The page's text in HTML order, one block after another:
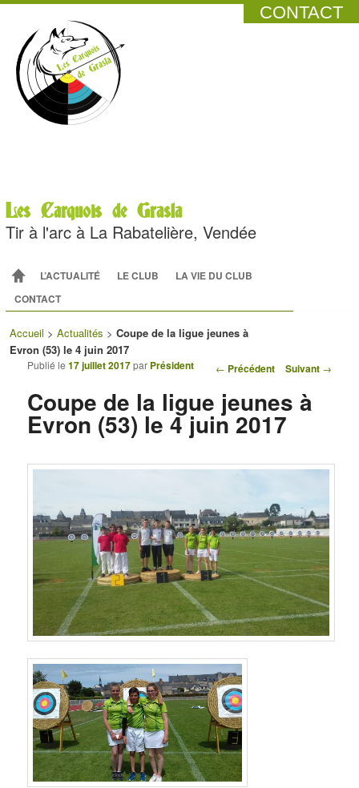
CONTACT
Les Carquois de Grasla
Tir à l'arc à La Rabatelière, Vendée
Menu principal
ALLER AU CONTENU PRINCIPAL
ALLER AU CONTENU SECONDAIRE
L’ACTUALITÉ LE CLUB
LA VIE DU CLUB
CONTACT
Accueil > Actualités > Coupe de la ligue jeunes à
Evron (53) le 4 juin 2017
Navigation des articles
← Précédent Suivant →
Coupe de la ligue jeunes à
Evron (53) le 4 juin 2017
Publié le17 juillet 2017par Président